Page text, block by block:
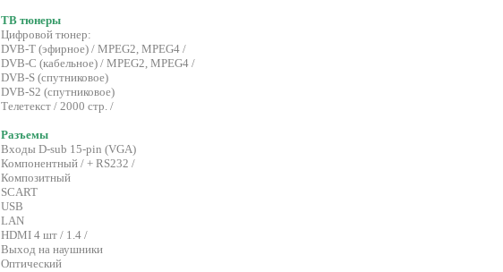
ТВ тюнеры
Цифровой тюнер:
DVB-T (эфирное) / MPEG2, MPEG4 /
DVB-C (кабельное) / MPEG2, MPEG4 /
DVB-S (спутниковое)
DVB-S2 (спутниковое)
Телетекст / 2000 стр. /
Разъемы
Входы D-sub 15-pin (VGA)
Компонентный / + RS232 /
Композитный
SCART
USB
LAN
HDMI 4 шт / 1.4 /
Выход на наушники
Оптический